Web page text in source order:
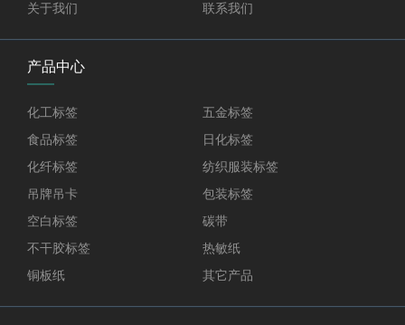
关于我们
联系我们
产品中心
化工标签
五金标签
食品标签
日化标签
化纤标签
纺织服装标签
吊牌吊卡
包装标签
空白标签
碳带
不干胶标签
热敏纸
铜板纸
其它产品